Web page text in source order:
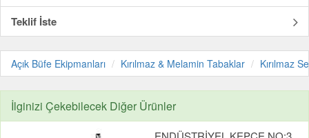
Teklif İste
Açık Büfe Ekipmanları Kırılmaz & Melamin Tabaklar Kırılmaz
İlginizi Çekebilecek Diğer Ürünler